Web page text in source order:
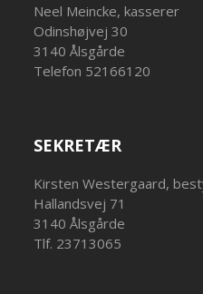
Neel Meincke, kasserer
Odinshøjvej 30
3140 Ålsgårde
Telefon 52166120
SEKRETÆR
Kirsten Westergaard,
Hallandsvej 71
3140 Ålsgårde
Tlf. 23713065